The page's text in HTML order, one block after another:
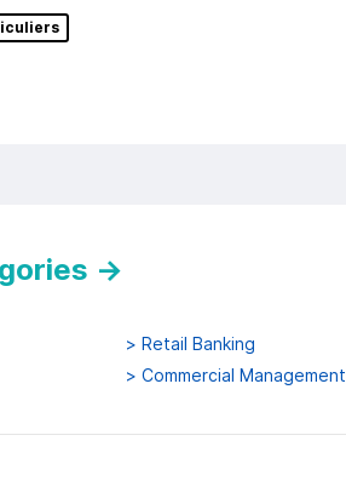
→
> Retail Banking
> Commercial Management